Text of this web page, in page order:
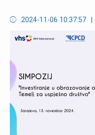
2024-11-06 10:37:57